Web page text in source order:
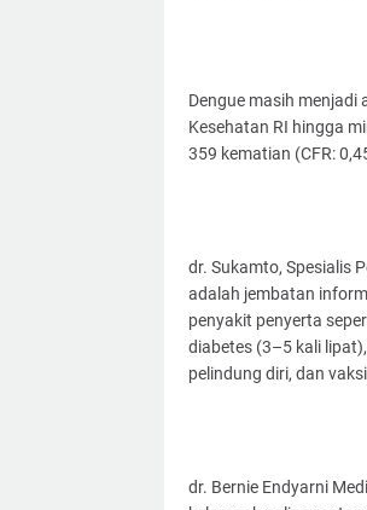
Dengue masih
Kesehatan RI hingga
359 kematian (CFR:
dr. Sukamto, Spesialis
adalah jembatan
penyakit penyerta
diabetes (3–5 kali
pelindung diri, dan
dr. Bernie Endyarni